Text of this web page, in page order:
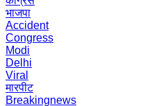
भाजपा
Accident
Congress
Modi
Delhi
Viral
मारपीट
Breakingnews